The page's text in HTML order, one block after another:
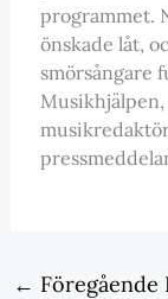
programmet.
önskade låt,
smörsångare
← Föregående